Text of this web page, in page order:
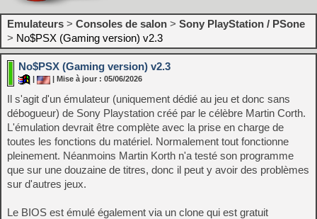
Emulateurs > Consoles de salon > Sony PlayStation / PSone
> No$PSX (Gaming version) v2.3
No$PSX (Gaming version) v2.3
| Mise à jour : 05/06/2026
Il s'agit d'un émulateur (uniquement dédié au jeu et donc sans
débogueur) de Sony Playstation créé par le célèbre Martin Corth.
L'émulation devrait être complète avec la prise en charge de
toutes les fonctions du matériel. Normalement tout fonctionne
pleinement. Néanmoins Martin Korth n'a testé son programme
que sur une douzaine de titres, donc il peut y avoir des problèmes
sur d'autres jeux.
Le BIOS est émulé également via un clone qui est gratuit